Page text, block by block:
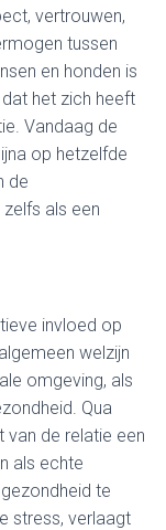
vertrouwen,
tussen
en honden is
het zich heeft
Vandaag de
op hetzelfde
de
als een
invloed op
welzijn
omgeving, als
Qua
de relatie een
als echte
te
stress, verlaagt